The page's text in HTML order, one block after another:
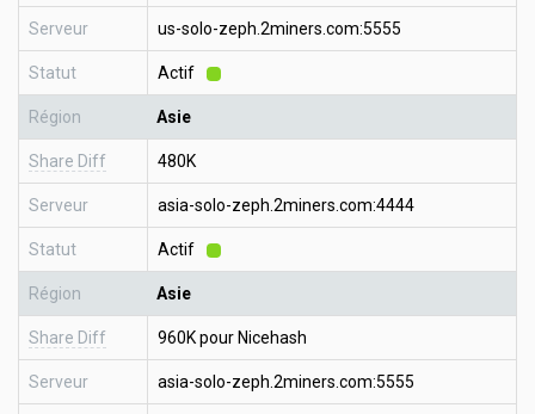
Serveur us-solo-zeph.2miners.com:5555
Statut Actif
Région Asie
Share Diff 480K
Serveur asia-solo-zeph.2miners.com:4444
Statut Actif
Région Asie
Share Diff 960K pour Nicehash
Serveur asia-solo-zeph.2miners.com:5555